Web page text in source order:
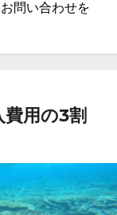
問い合わせを
費用の3割